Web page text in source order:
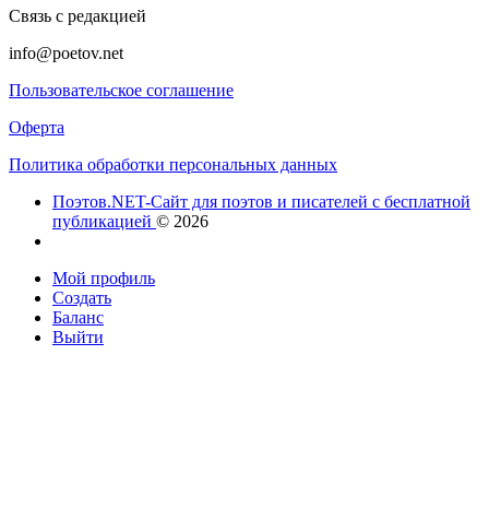
Связь с редакцией
info@poetov.net
Пользовательское соглашение
Оферта
Политика обработки персональных данных
Поэтов.NET-Сайт для поэтов и писателей с бесплатной
публикацией © 2026
Мой профиль
Создать
Баланс
Выйти